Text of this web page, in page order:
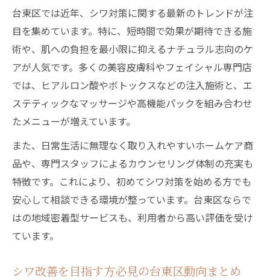
台東区では近年、シワ対策に関する最新のトレンドが注
目を集めています。特に、短時間で効果が期待できる施
術や、肌への負担を最小限に抑えるナチュラル志向のケ
アが人気です。多くの美容皮膚科やフェイシャル専門店
では、ヒアルロン酸やボトックスなどの注入施術と、エ
ステティックなマッサージや高機能パックを組み合わせ
たメニューが増えています。
また、日常生活に無理なく取り入れやすいホームケア商
品や、専門スタッフによるカウンセリング体制の充実も
特徴です。これにより、初めてシワ対策を始める方でも
安心して相談できる環境が整っています。台東区ならで
はの地域密着型サービスも、利用者から高い評価を受け
ています。
シワ改善を目指す方必見の台東区動向まとめ